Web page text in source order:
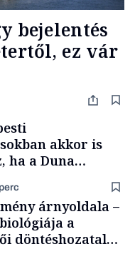
bejelentés
ez vár
akkor is
ha a Duna
már egy cseppet
árnyoldala –
a
döntéshozatal